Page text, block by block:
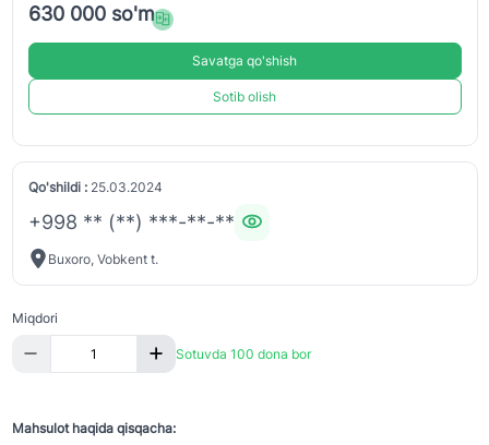
630 000 so'm
Savatga qo'shish
Sotib olish
Qo'shildi :25.03.2024
+998 ** (**) ***-**-**
Buxoro, Vobkent t.
Miqdori
Sotuvda 100 dona bor
Mahsulot haqida qisqacha: